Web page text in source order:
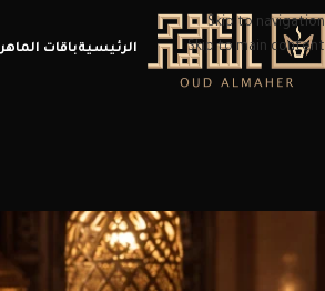
Skip to navigation
Skip to main content
الرئيسيةباقات الماهر